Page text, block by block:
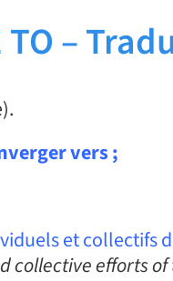
TO –
vers ;
et collectifs
collective efforts